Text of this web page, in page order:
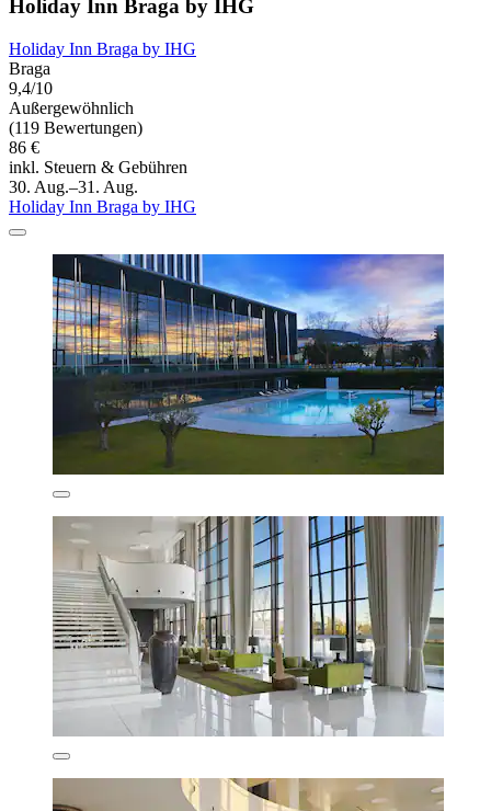
Holiday Inn Braga by IHG
Holiday Inn Braga by IHG
Braga
9,4/10
Außergewöhnlich
(119 Bewertungen)
86 €
inkl. Steuern & Gebühren
30. Aug.–31. Aug.
Holiday Inn Braga by IHG